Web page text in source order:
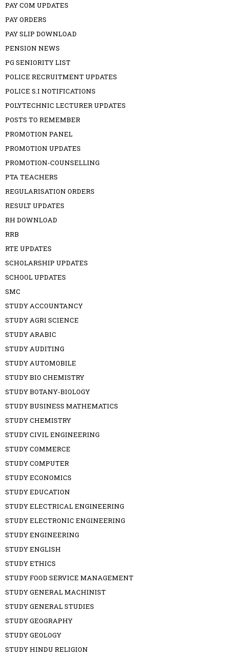
PAY COM UPDATES
PAY ORDERS
PAY SLIP DOWNLOAD
PENSION NEWS
PG SENIORITY LIST
POLICE RECRUITMENT UPDATES
POLICE S.I NOTIFICATIONS
POLYTECHNIC LECTURER UPDATES
POSTS TO REMEMBER
PROMOTION PANEL
PROMOTION UPDATES
PROMOTION-COUNSELLING
PTA TEACHERS
REGULARISATION ORDERS
RESULT UPDATES
RH DOWNLOAD
RRB
RTE UPDATES
SCHOLARSHIP UPDATES
SCHOOL UPDATES
SMC
STUDY ACCOUNTANCY
STUDY AGRI SCIENCE
STUDY ARABIC
STUDY AUDITING
STUDY AUTOMOBILE
STUDY BIO CHEMISTRY
STUDY BOTANY-BIOLOGY
STUDY BUSINESS MATHEMATICS
STUDY CHEMISTRY
STUDY CIVIL ENGINEERING
STUDY COMMERCE
STUDY COMPUTER
STUDY ECONOMICS
STUDY EDUCATION
STUDY ELECTRICAL ENGINEERING
STUDY ELECTRONIC ENGINEERING
STUDY ENGINEERING
STUDY ENGLISH
STUDY ETHICS
STUDY FOOD SERVICE MANAGEMENT
STUDY GENERAL MACHINIST
STUDY GENERAL STUDIES
STUDY GEOGRAPHY
STUDY GEOLOGY
STUDY HINDU RELIGION